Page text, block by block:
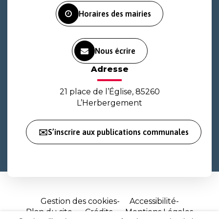
Horaires des mairies
Nous écrire
Adresse
21 place de l’Église, 85260
L’Herbergement
✉️S’inscrire aux publications communales
Gestion des cookies
Accessibilité
Plan du site
Crédits Mentions Légales